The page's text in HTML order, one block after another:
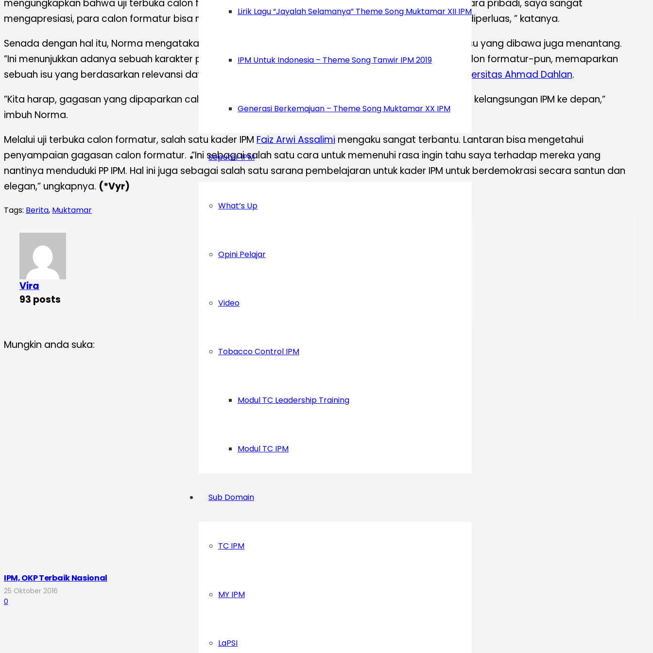
Lirik Lagu “Jayalah Selamanya” Theme Song Muktamar XII IPM
IPM Untuk Indonesia – Theme Song Tanwir IPM 2019
Generasi Berkemajuan – Theme Song Muktamar XX IPM
Seputar IPM
What’s Up
Opini Pelajar
Video
Tobacco Control IPM
Modul TC Leadership Training
Modul TC IPM
Sub Domain
TC IPM
MY IPM
LaPSI
mengungkapkan bahwa uji terbuka calon formatur ini merupakan sebuah tradisi baru dalam IPM. ”Secara pribadi, saya sangat
mengapresiasi, para calon formatur bisa mengidentifikasi permasalahan. Namun elaborasinya perlu diperluas, ” katanya.
Senada dengan hal itu, Norma mengatakan bahwa uji terbuka ini menjadi hal baru di IPM, terlebih isu-isu yang dibawa juga menantang.
”Ini menunjukkan adanya sebuah karakter pelajar berkemajuan yang mengakar di Muhammadiyah. Calon formatur-pun, memaparkan
sebuah isu yang berdasarkan relevansi data, jadi saya sangat apresiasi,” ujar Norma Wakil Rektor
Universitas Ahmad Dahlan.
”Kita harap, gagasan yang dipaparkan calon formatur, benar-benar bisa menjadi pertimbangan bagi kelangsungan IPM ke depan,”
imbuh Norma.
Melalui uji terbuka calon formatur, salah satu kader IPM Faiz Arwi Assalimi mengaku sangat terbantu. Lantaran bisa mengetahui
penyampaian gagasan calon formatur. ”Ini sebagai salah satu cara untuk memenuhi rasa ingin tahu saya terhadap mereka yang
nantinya menduduki PP IPM. Hal ini juga sebagai salah satu sarana pembelajaran untuk kader IPM untuk berdemokrasi secara santun dan
elegan,” ungkapnya. (*Vyr)
Tags: Berita, Muktamar
Vira
93 posts
Mungkin anda suka:
IPM, OKP Terbaik Nasional
25 Oktober 2016
0